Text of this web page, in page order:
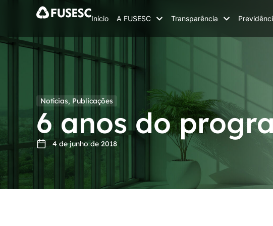
Início A FUSESC Transparência
Notícias, Publicações
6 anos do
4 de junho de 2018